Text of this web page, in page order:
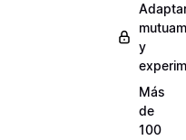
y
Más
de
100